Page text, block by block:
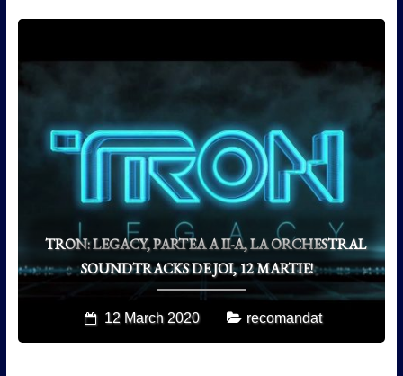
TRON: LEGACY, PARTEA A II-A, LA ORCHESTRAL
SOUNDTRACKS DE JOI, 12 MARTIE!
12 March 2020 recomandat